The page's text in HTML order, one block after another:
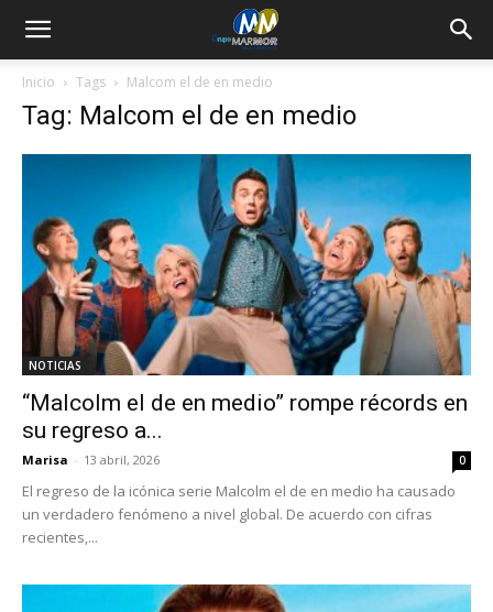
Inicio Tags Malcom el de en medio
Tag: Malcom el de en medio
NOTICIAS
“Malcolm el de en medio” rompe récords en
su regreso a...
Marisa - 13 abril, 2026 0
El regreso de la icónica serie Malcolm el de en medio ha causado
un verdadero fenómeno a nivel global. De acuerdo con cifras
recientes,...